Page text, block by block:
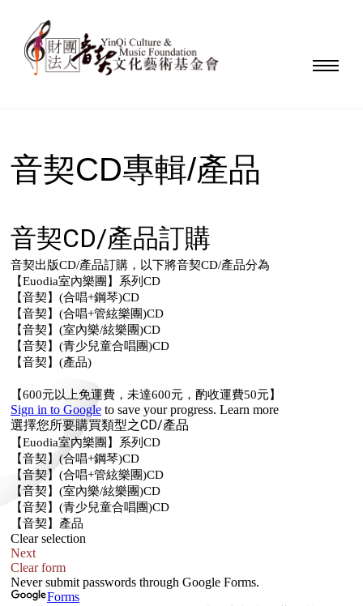
音契CD專輯/產品